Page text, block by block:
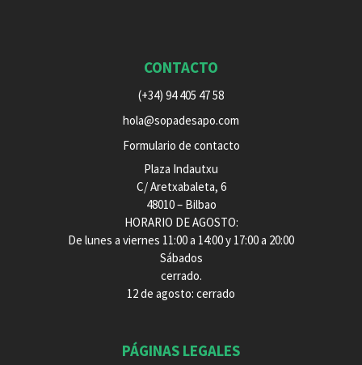
CONTACTO
(+34) 94 405 47 58
hola@sopadesapo.com
Formulario de contacto
Plaza Indautxu
C/ Aretxabaleta, 6
48010 – Bilbao
HORARIO DE AGOSTO:
De lunes a viernes 11:00 a 14:00 y 17:00 a 20:00
Sábados
cerrado.
12 de agosto: cerrado
PÁGINAS LEGALES